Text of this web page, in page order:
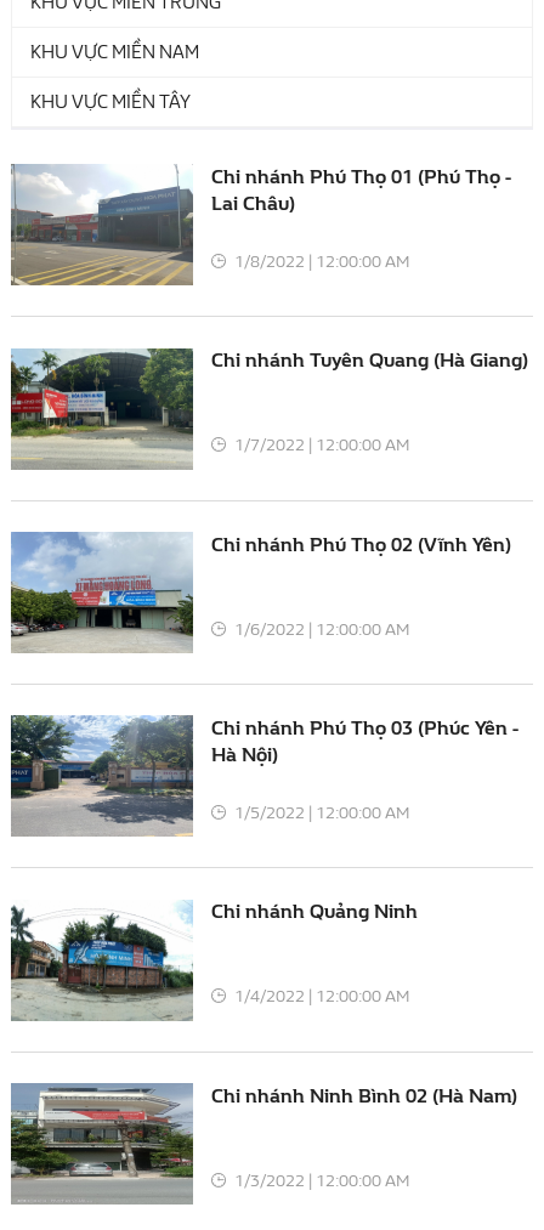
KHU VỰC MIỀN NAM
KHU VỰC MIỀN TÂY
Chi nhánh Phú Thọ 01 (Phú Thọ -
Lai Châu)
1/8/2022 | 12:00:00 AM
Chi nhánh Tuyên Quang (Hà Giang)
1/7/2022 | 12:00:00 AM
Chi nhánh Phú Thọ 02 (Vĩnh Yên)
1/6/2022 | 12:00:00 AM
Chi nhánh Phú Thọ 03 (Phúc Yên -
Hà Nội)
1/5/2022 | 12:00:00 AM
Chi nhánh Quảng Ninh
1/4/2022 | 12:00:00 AM
Chi nhánh Ninh Bình 02 (Hà Nam)
1/3/2022 | 12:00:00 AM